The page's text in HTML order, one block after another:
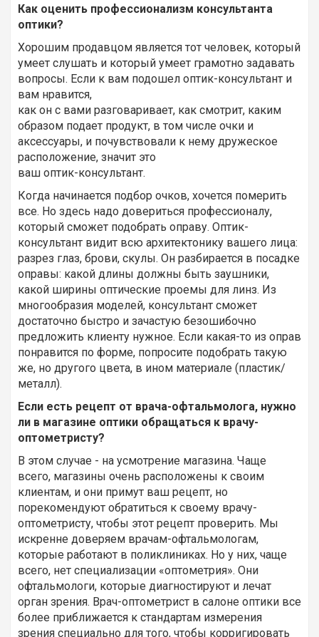
Как оценить профессионализм консультанта
оптики?
Хорошим продавцом является тот человек, который
умеет слушать и который умеет грамотно задавать
вопросы. Если к вам подошел оптик-консультант и
вам нравится,
как он с вами разговаривает, как смотрит, каким
образом подает продукт, в том числе очки и
аксессуары, и почувствовали к нему дружеское
расположение, значит это
ваш оптик-консультант.
Когда начинается подбор очков, хочется померить
все. Но здесь надо довериться профессионалу,
который сможет подобрать оправу. Оптик-
консультант видит всю архитектонику вашего лица:
разрез глаз, брови, скулы. Он разбирается в посадке
оправы: какой длины должны быть заушники,
какой ширины оптические проемы для линз. Из
многообразия моделей, консультант сможет
достаточно быстро и зачастую безошибочно
предложить клиенту нужное. Если какая-то из оправ
понравится по форме, попросите подобрать такую
же, но другого цвета, в ином материале (пластик/
металл).
Если есть рецепт от врача-офтальмолога, нужно
ли в магазине оптики обращаться к врачу-
оптометристу?
В этом случае - на усмотрение магазина. Чаще
всего, магазины очень расположены к своим
клиентам, и они примут ваш рецепт, но
порекомендуют обратиться к своему врачу-
оптометристу, чтобы этот рецепт проверить. Мы
искренне доверяем врачам-офтальмологам,
которые работают в поликлиниках. Но у них, чаще
всего, нет специализации «оптометрия». Они
офтальмологи, которые диагностируют и лечат
орган зрения. Врач-оптометрист в салоне оптики все
более приближается к стандартам измерения
зрения специально для того, чтобы корригировать